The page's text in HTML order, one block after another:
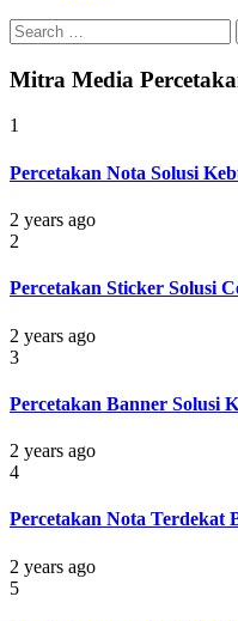
Search
for:
Mitra Media
1
Percetakan Nota Solusi
2 years ago
2
Percetakan Sticker Solusi
2 years ago
3
Percetakan Banner Solusi
2 years ago
4
Percetakan Nota Terdekat
2 years ago
5